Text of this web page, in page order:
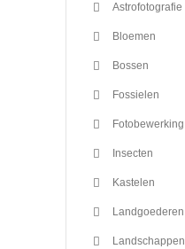
Astrofotografie
Bloemen
Bossen
Fossielen
Fotobewerking
Insecten
Kastelen
Landgoederen
Landschappen